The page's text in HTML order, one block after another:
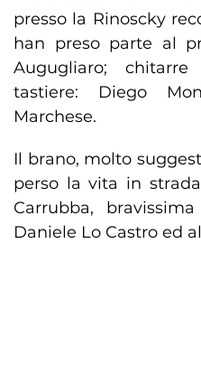
presso la Rinoscky
han preso parte al
Augugliaro;
tastiere: Diego
Marchese.
Il brano, molto
perso la vita in
Carrubba,
Daniele Lo Castro ed